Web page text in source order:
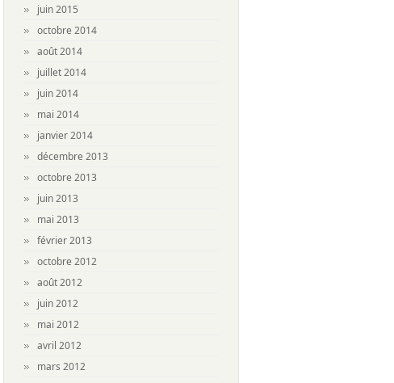
juin 2015
octobre 2014
août 2014
juillet 2014
juin 2014
mai 2014
janvier 2014
décembre 2013
octobre 2013
juin 2013
mai 2013
février 2013
octobre 2012
août 2012
juin 2012
mai 2012
avril 2012
mars 2012